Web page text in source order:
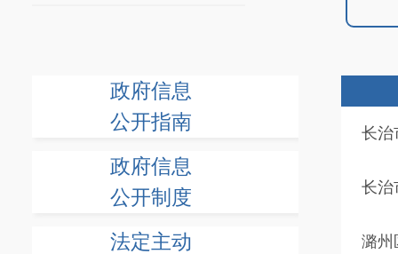
政府信息
公开指南
政府信息
公开制度
法定主动
长治
长治
潞州